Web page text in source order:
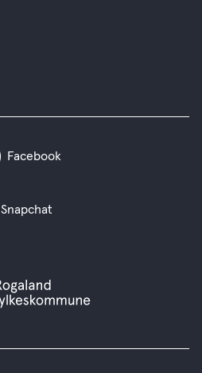
Facebook
Snapchat
Rogaland
fylkeskommune